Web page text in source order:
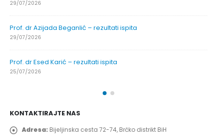
29/07/2026
Prof. dr Azijada Beganlić – rezultati ispita
29/07/2026
Prof. dr Esed Karić – rezultati ispita
25/07/2026
KONTAKTIRAJTE NAS
Adresa: Bijeljinska cesta 72-74, Brčko distrikt BiH